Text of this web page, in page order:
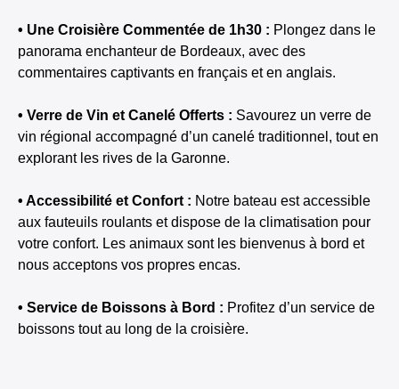
• Une Croisière Commentée de 1h30 : Plongez dans le
panorama enchanteur de Bordeaux, avec des
commentaires captivants en français et en anglais.
• Verre de Vin et Canelé Offerts : Savourez un verre de
vin régional accompagné d’un canelé traditionnel, tout en
explorant les rives de la Garonne.
• Accessibilité et Confort : Notre bateau est accessible
aux fauteuils roulants et dispose de la climatisation pour
votre confort. Les animaux sont les bienvenus à bord et
nous acceptons vos propres encas.
• Service de Boissons à Bord : Profitez d’un service de
boissons tout au long de la croisière.